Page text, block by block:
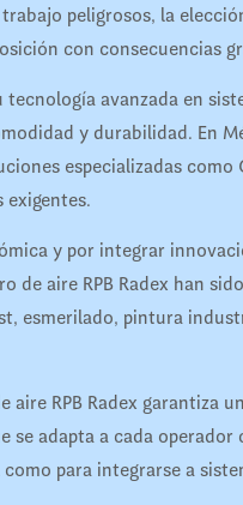
peligrosos, la
con consecuencias
avanzada en
y durabilidad. En
especializadas como
exigentes.
y por integrar
aire RPB Radex han
esmerilado, pintura
RPB Radex garantiza
adapta a cada operador
para integrarse a